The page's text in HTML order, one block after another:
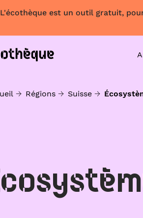
L'écothèque est un outil gratuit,
Régions Suisse